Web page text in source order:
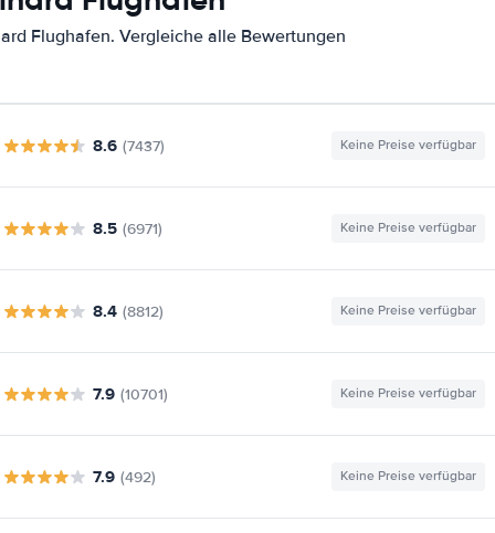
Flughafen. Vergleiche alle Bewertungen
8.6 (7437) Keine Preise verfügbar
8.5 (6971) Keine Preise verfügbar
8.4 (8812) Keine Preise verfügbar
7.9 (10701) Keine Preise verfügbar
7.9 (492) Keine Preise verfügbar